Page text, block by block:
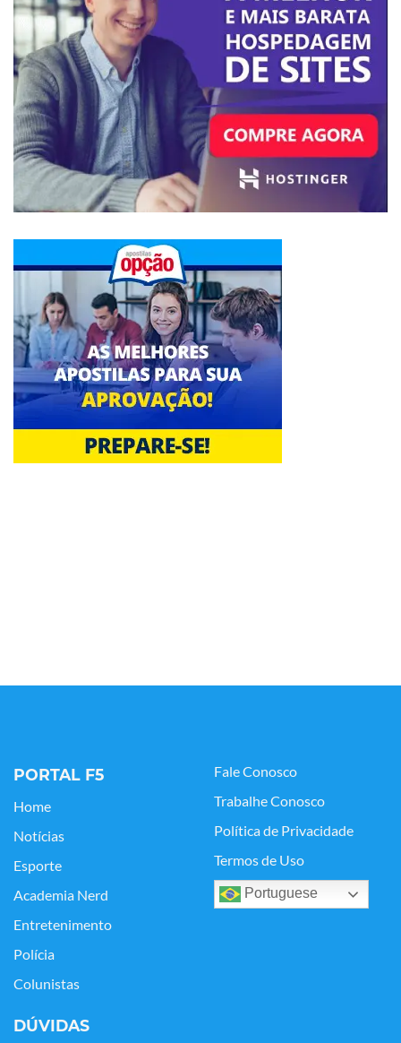
PORTAL F5
Home
Notícias
Esporte
Academia Nerd
Entretenimento
Polícia
Colunistas
Fale Conosco
Trabalhe Conosco
Política de Privacidade
Termos de Uso
Portuguese
DÚVIDAS